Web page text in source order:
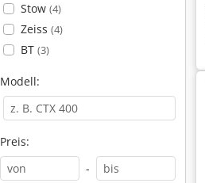
Stow (4)
Zeiss (4)
BT (3)
Modell:
Preis:
-